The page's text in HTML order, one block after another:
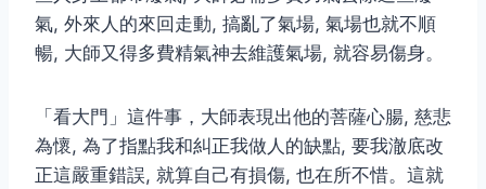
氣, 外來人的來回走動, 搞亂了氣場, 氣場也就不順
暢, 大師又得多費精氣神去維護氣場, 就容易傷身。
「看大門」這件事，大師表現出他的菩薩心腸, 慈悲
為懷, 為了指點我和糾正我做人的缺點, 要我澈底改
正這嚴重錯誤, 就算自己有損傷, 也在所不惜。這就